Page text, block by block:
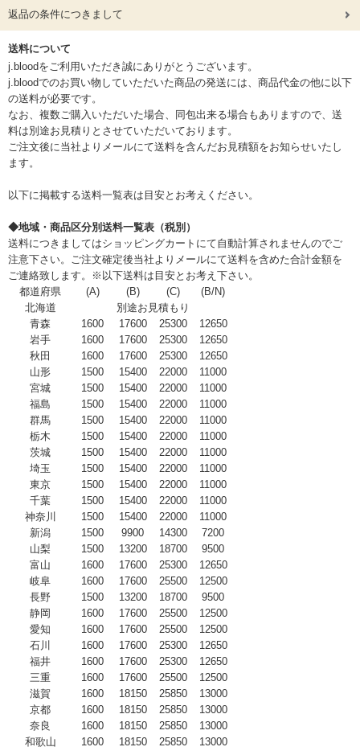
返品の条件につきまして
送料について
j.bloodをご利用いただき誠にありがとうございます。
j.bloodでのお買い物していただいた商品の発送には、商品代金の他に以下
の送料が必要です。
なお、複数ご購入いただいた場合、同包出来る場合もありますので、送
料は別途お見積りとさせていただいております。
ご注文後に当社よりメールにて送料を含んだお見積額をお知らせいたし
ます。
以下に掲載する送料一覧表は目安とお考えください。
◆地域・商品区分別送料一覧表（税別）
送料につきましてはショッピングカートにて自動計算されませんのでご
注意下さい。ご注文確定後当社よりメールにて送料を含めた合計金額を
ご連絡致します。※以下送料は目安とお考え下さい。
都道府県
(A) (B) (C)
(B/N)
北海道
別途お見積もり
青森
1600 17600 25300
12650
岩手
1600 17600 25300
12650
秋田
1600 17600 25300
12650
山形
1500 15400 22000
11000
宮城
1500 15400 22000
11000
福島
1500 15400 22000
11000
群馬
1500 15400 22000
11000
栃木
1500 15400 22000
11000
茨城
1500 15400 22000
11000
埼玉
1500 15400 22000
11000
東京
1500 15400 22000
11000
千葉
1500 15400 22000
11000
神奈川
1500 15400 22000
11000
新潟
1500 9900 14300
7200
山梨
1500 13200 18700
9500
富山
1600 17600 25300
12650
岐阜
1600 17600 25500
12500
長野
1500 13200 18700
9500
静岡
1600 17600 25500
12500
愛知
1600 17600 25500
12500
石川
1600 17600 25300
12650
福井
1600 17600 25300
12650
三重
1600 17600 25500
12500
滋賀
1600 18150 25850
13000
京都
1600 18150 25850
13000
奈良
1600 18150 25850
13000
和歌山
1600 18150 25850
13000